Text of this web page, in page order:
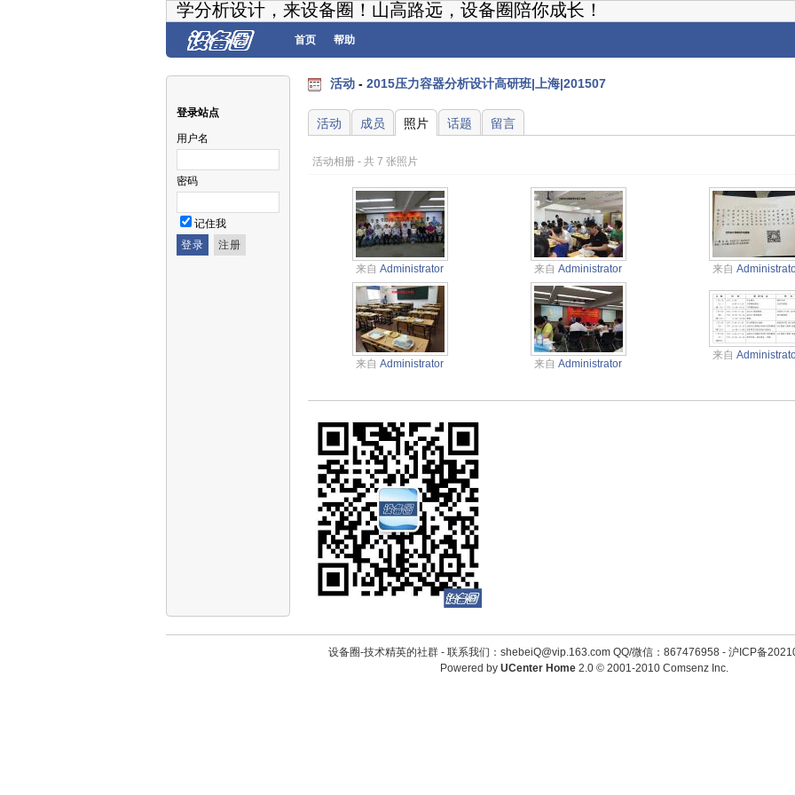
学分析设计，来设备圈！山高路远，设备圈陪你成长！
首页 帮助
登录站点
用户名
密码
记住我
活动 - 2015压力容器分析设计高研班|上海|201507
活动 成员 照片 话题 留言
活动相册 - 共 7 张照片
来自 Administrator 来自 Administrator 来自
来自 Administrator 来自 Administrator
来自
设备圈-技术精英的社群 - 联系我们：shebeiQ@vip.163.com QQ/微信：867476958- 沪ICP备
Powered by UCenter Home 2.0© 2001-2010 Comsenz Inc.